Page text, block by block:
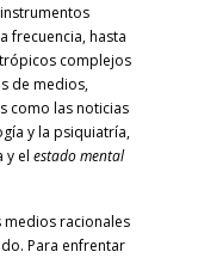
frecuencia, hasta
complejos
de medios,
como las noticias
y la psiquiatría,
y el estado mental
racionales
Para enfrentar